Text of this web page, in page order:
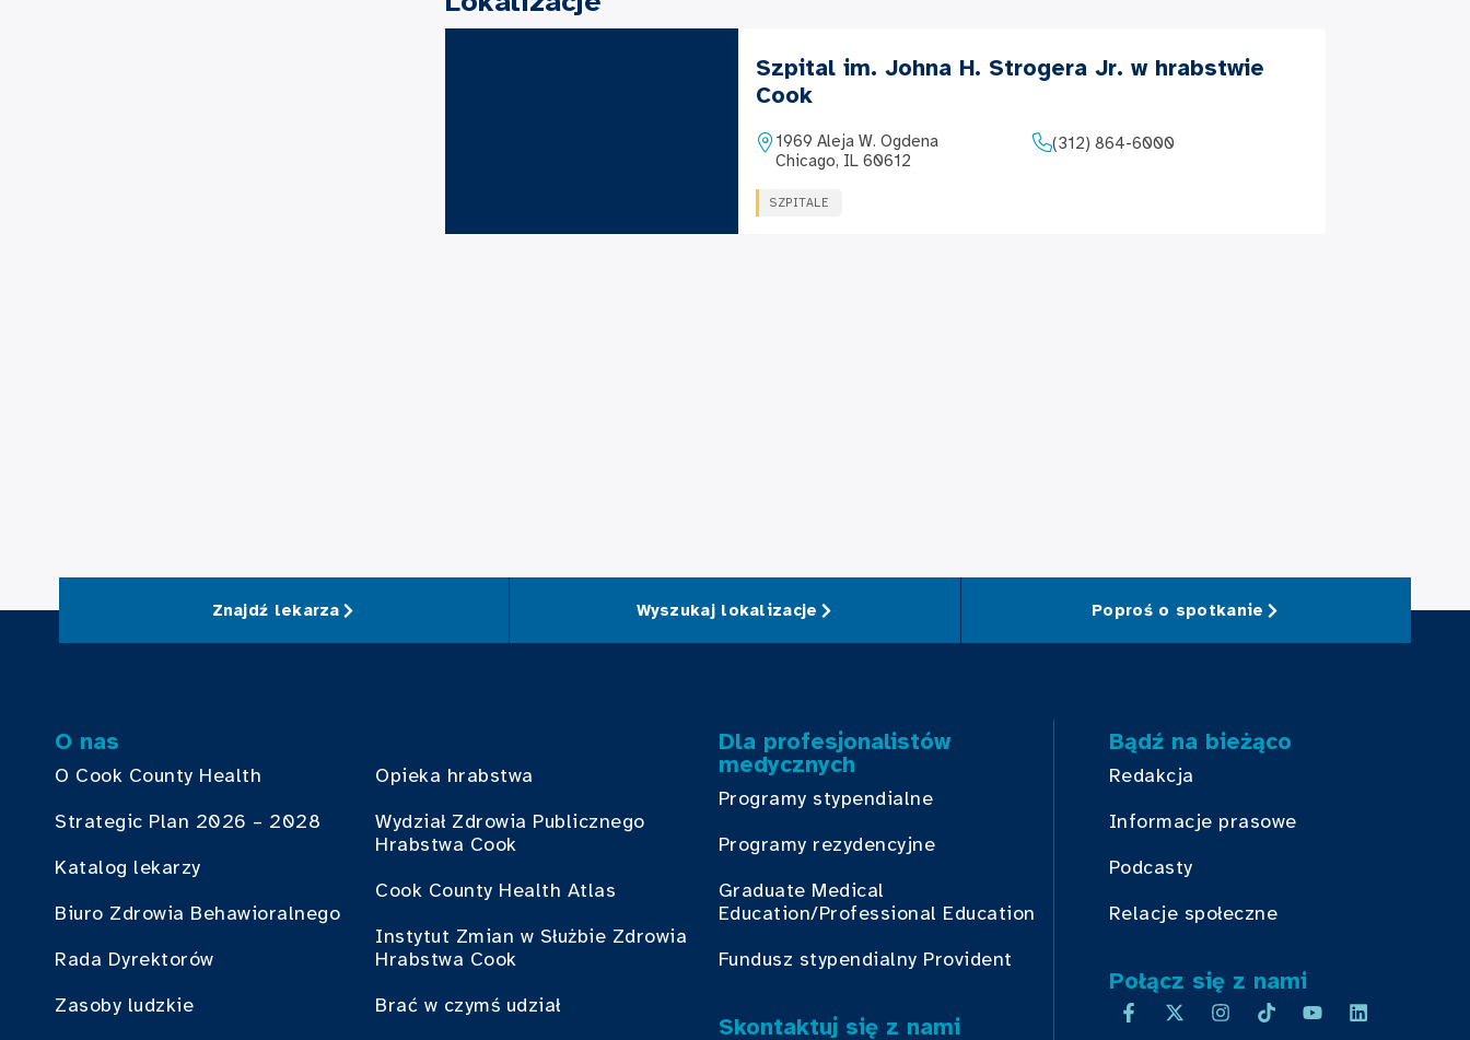
Szpital im. Johna H. Strogera Jr. w hrabstwie
Cook
1969 Aleja W. Ogdena
Chicago, IL 60612
(312) 864-6000
SZPITALE
Znajdź lekarza Wyszukaj lokalizacje Poproś o spotkanie
O nas
O Cook County Health
Strategic Plan 2026 – 2028
Katalog lekarzy
Biuro Zdrowia Behawioralnego
Rada Dyrektorów
Zasoby ludzkie
Opieka hrabstwa
Wydział Zdrowia Publicznego
Hrabstwa Cook
Cook County Health Atlas
Instytut Zmian w Służbie Zdrowia
Hrabstwa Cook
Brać w czymś udział
Dla profesjonalistów
medycznych
Programy stypendialne
Programy rezydencyjne
Graduate Medical
Education/Professional Education
Fundusz stypendialny Provident
Skontaktuj się z nami
Bądź na bieżąco
Redakcja
Informacje prasowe
Podcasty
Relacje społeczne
Połącz się z nami